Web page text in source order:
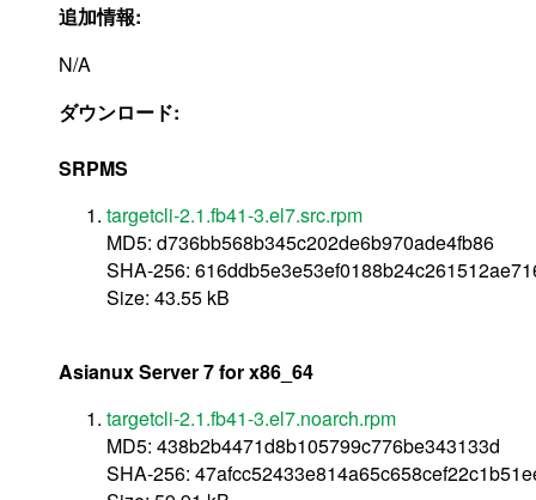
追加情報:
N/A
ダウンロード:
SRPMS
targetcli-2.1.fb41-3.el7.src.rpm
MD5: d736bb568b345c202de6b970ade4fb86
SHA-256:
Size: 43.55 kB
Asianux Server 7 for x86_64
targetcli-2.1.fb41-3.el7.noarch.rpm
MD5: 438b2b4471d8b105799c776be343133d
SHA-256: